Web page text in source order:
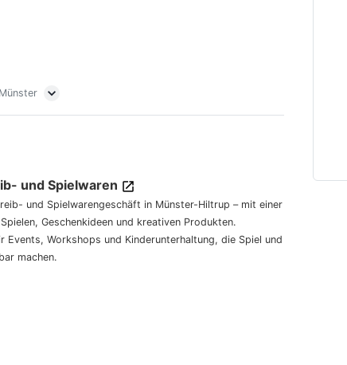
und Spielwaren
und Spielwarengeschäft in Münster-Hiltrup – mit einer
Geschenkideen und kreativen Produkten.
Events, Workshops und Kinderunterhaltung, die Spiel und
machen.